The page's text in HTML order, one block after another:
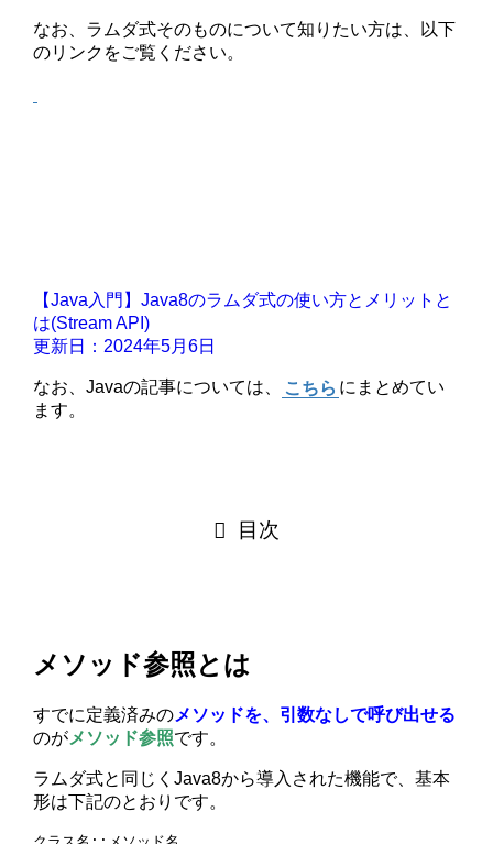
なお、ラムダ式そのものについて知りたい方は、以下
のリンクをご覧ください。
【Java入門】Java8のラムダ式の使い方とメリットと
は(Stream API)
更新日：2024年5月6日
なお、Javaの記事については、 こちら にまとめてい
ます。
目次
メソッド参照とは
すでに定義済みのメソッドを、引数なしで呼び出せる
のがメソッド参照です。
ラムダ式と同じくJava8から導入された機能で、基本
形は下記のとおりです。